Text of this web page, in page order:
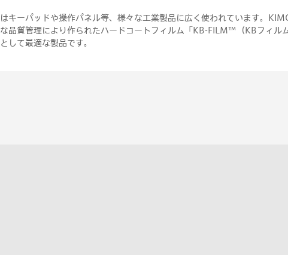
キーパッドや操作パネル等、様々な工業製品に広く使われています。
品質管理により作られたハードコートフィルム「KB-FILM™（KBフィル
して最適な製品です。